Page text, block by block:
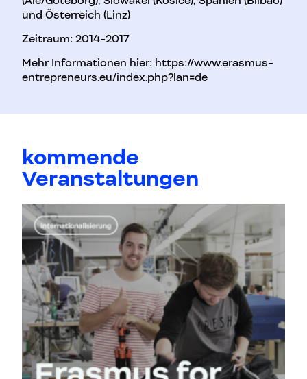
und Österreich (Linz)
Zeitraum: 2014-2017
Mehr Informationen hier: https://www.erasmus-
entrepreneurs.eu/index.php?lan=de
kommende
Veranstaltungen